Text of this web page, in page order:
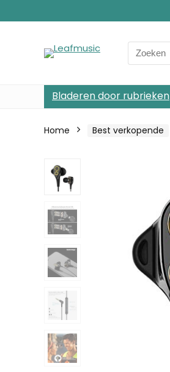
Search
for:
Bladeren door rubrieken
Home Best verkopende